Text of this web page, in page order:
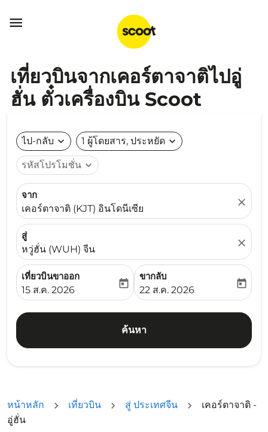

เที่ยวบินจากเคอร์ตาจาติไปอู่
ฮั่น ตั๋วเครื่องบิน Scoot
ไป-กลับ expand_more 1 ผู้โดยสาร, ประหยัด expand_more
รหัสโปรโมชั่น expand_more
จาก
เคอร์ตาจาติ (KJT) อินโดนีเซีย
close
สู่
หวู่ฮั่น (WUH) จีน
close
เที่ยวบินขาออก
fc-booking-departure-date-aria-label
15 ส.ค. 2026
today
ขากลับ
fc-booking-return-date-
22 ส.ค. 2026
today
ค้นหา
หน้าหลัก เที่ยวบิน สู่ ประเทศจีน
เคอร์ตาจาติ -
อู่ฮั่น